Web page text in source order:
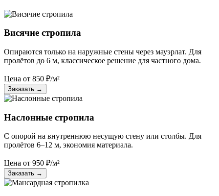
Висячие стропила
Опираются только на наружные стены через мауэрлат. Для
пролётов до 6 м, классическое решение для частного дома.
Цена от 850 ₽/м²
Заказать →
Наслонные стропила
С опорой на внутреннюю несущую стену или столбы. Для
пролётов 6–12 м, экономия материала.
Цена от 950 ₽/м²
Заказать →